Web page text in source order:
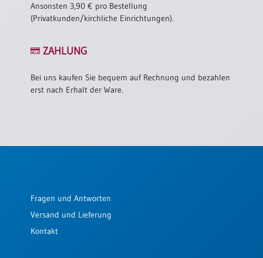
Broschüren
Ansonsten 3,90 € pro Bestellung
(Privatkunden/kirchliche Einrichtungen).
ZAHLUNG
Bei uns kaufen Sie bequem auf Rechnung und bezahlen
erst nach Erhalt der Ware.
Fragen und Antworten
Versand und Lieferung
Kontakt